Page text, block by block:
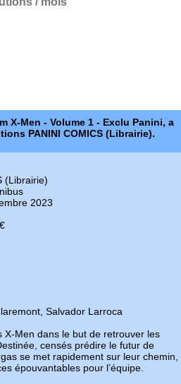
X-Men - Volume 1 - Exclu Panini, a
PANINI COMICS (Librairie).
(Librairie)
2023
Salvador Larroca
X-Men dans le but de retrouver les
censés prédire le futur de
se met rapidement sur leur chemin,
épouvantables pour l’équipe.